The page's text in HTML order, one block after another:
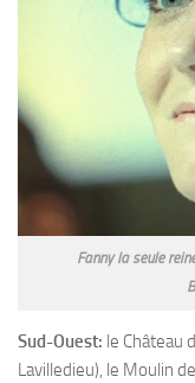
Fanny la seule
Sud-Ouest: le Château
Lavilledieu), le Moulin